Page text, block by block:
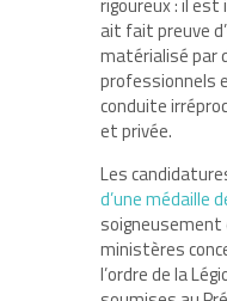
ait fait preuve
matérialisé par
professionnels
conduite
et privée.
Les
d’une médaille
ministères
l’ordre de la